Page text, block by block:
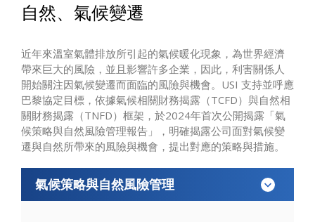
自然、氣候變遷
近年來溫室氣體排放所引起的氣候暖化現象，為世界經濟
帶來巨大的風險，並且影響許多企業，因此，利害關係人
開始關注因氣候變遷而面臨的風險與機會。USI 支持並呼應
巴黎協定目標，依據氣候相關財務揭露（TCFD）與自然相
關財務揭露（TNFD）框架，於2024年首次公開揭露「氣
候策略與自然風險管理報告」，明確揭露公司面對氣候變
遷與自然所帶來的風險與機會，提出對應的策略與措施。
氣候策略與自然風險管理